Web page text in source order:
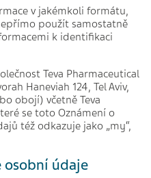
v jakémkoli formátu,
použít samostatně
k identifikaci
Teva Pharmaceutical
Haneviah 124, Tel Aviv,
obojí) včetně Teva
se toto Oznámení o
též odkazuje jako „my“,
osobní údaje